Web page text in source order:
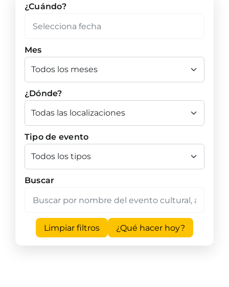
¿Cuándo?
Mes
¿Dónde?
Tipo de evento
Buscar
Limpiar filtros ¿Qué hacer hoy?